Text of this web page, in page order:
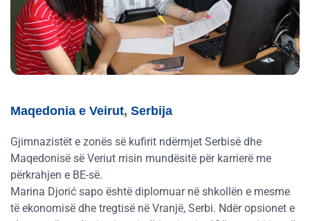
Maqedonia e Veirut, Serbija
Gjimnazistët e zonës së kufirit ndërmjet Serbisë dhe
Maqedonisë së Veriut rrisin mundësitë për karrierë me
përkrahjen e BE-së.
Marina Djorić sapo është diplomuar në shkollën e mesme
të ekonomisë dhe tregtisë në Vranjë, Serbi. Ndër opsionet e